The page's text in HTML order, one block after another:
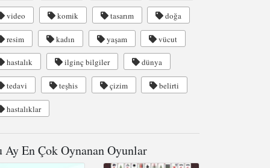
video komik tasarım doğa
resim kadın yaşam vücut
hastalık ilginç bilgiler dünya
tedavi teşhis çizim belirti
hastalıklar
Ay En Çok Oynanan Oyunlar